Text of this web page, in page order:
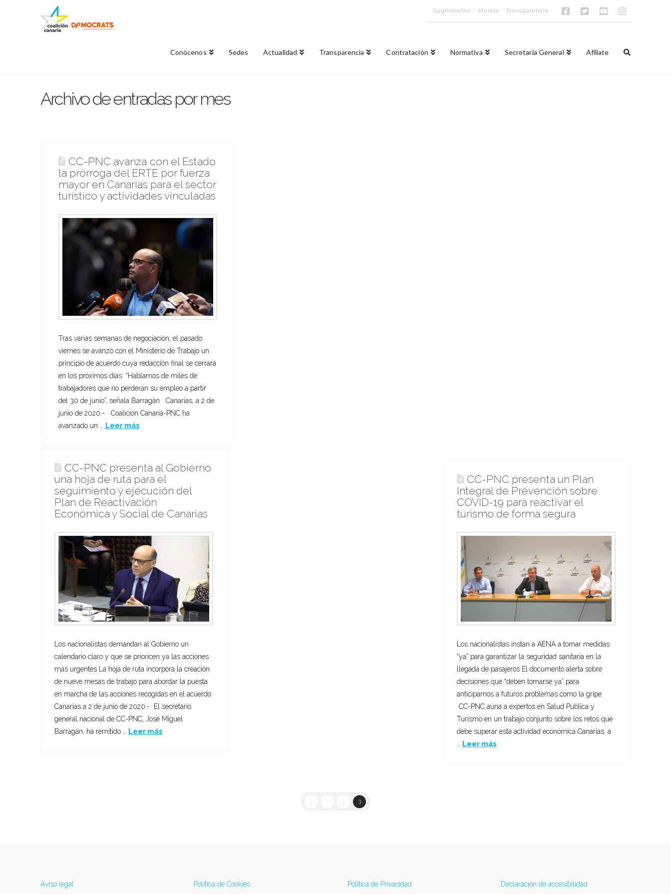
Sugerencias /afíliate /transparencia
Conócenos Sedes Actualidad Transparencia Contratación Normativa Secretaría General Afíliate
Archivo de entradas por mes
CC-PNC critica que diez días
después de la firma del Plan de
Reactivación de Canarias “no se
haya movido un papel”
hace temer que la única prioridad del Gobierno
canario era sacarse una foto” Barragán exige saber
qué cantidad le corresponde a Canarias con el
nuevo reparto del Fondo para las Comunidades
Autónomas CC-PNC recuerda que el Ejecutivo
canario cifró en 619 millones lo que correspondía a
Canarias “y esperamos …Leer más
Clavijo reclama a Ábalos la
bonificación de las tasas aéreas
para que Canarias pueda
competir como destino turístico
El senador autonómico exige “claridad” sobre el
futuro del descuento del 75% “que es un derecho de
los canarios” Madrid a 3 de junio de 2020.- El
senador por la Comunidad Autónoma de Canarias,
Fernando Clavijo, reclamó hoy al Ministro de
Transportes, Movilidad y Agenda Urbana, José Luis
Ábalos, la bonificación de las tasas aéreas en
Canarias como medida necesaria …
CC-PNC avanza con el Estado
la prórroga del ERTE por fuerza
mayor en Canarias para el sector
turístico y actividades vinculadas
Tras varias semanas de negociación, el pasado
viernes se avanzó con el Ministerio de Trabajo un
principio de acuerdo cuya redacción final se cerrará
en los próximos días “Hablamos de miles de
trabajadores que no perderán su empleo a partir
del 30 de junio”, señala Barragán Canarias, a 2 de
junio de 2020.- Coalición Canaria-PNC ha
avanzado un …
Leer más
CC-PNC presenta al Gobierno
una hoja de ruta para el
seguimiento y ejecución del
Plan de Reactivación
Económica y Social de Canarias
Los nacionalistas demandan al Gobierno un
calendario claro y que se prioricen ya las acciones
más urgentes La hoja de ruta incorpora la creación
de nueve mesas de trabajo para abordar la puesta
en marcha de las acciones recogidas en el acuerdo
Canarias a 2 de junio de 2020.- El secretario
general nacional de CC-PNC, José Miguel
Barragán, ha remitido … Leer más
CC-PNC presenta un Plan
Integral de Prevención sobre
COVID-19 para reactivar el
turismo de forma segura
Los nacionalistas instan a AENA a tomar medidas
“ya” para garantizar la seguridad sanitaria en la
llegada de pasajeros El documento alerta sobre
decisiones que “deben tomarse ya” para
anticiparnos a futuros problemas como la gripe
CC-PNC aúna a expertos en Salud Publica y
Turismo en un trabajo conjunto sobre los retos que
debe superar esta actividad económica Canarias, a
Leer más
← 1 3
Aviso legal Política de Cookies Política de Privacidad Declaración de accesibilidad